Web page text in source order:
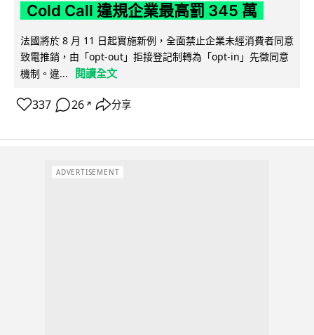
Cold Call 違規企業最高罰 345 萬
法國將於 8 月 11 日起實施新例，全面禁止企業未經消費者同意
致電推銷，由「opt-out」拒接登記制轉為「opt-in」先徵同意
機制。違...
閱讀全文
337 26 ↗ 分享
ADVERTISEMENT